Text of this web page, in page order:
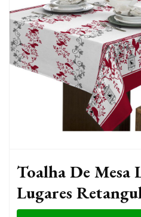
Toalha De Mesa
Lugares